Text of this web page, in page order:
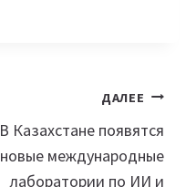
ДАЛЕЕ
В Казахстане появятся
новые международные
лаборатории по ИИ и